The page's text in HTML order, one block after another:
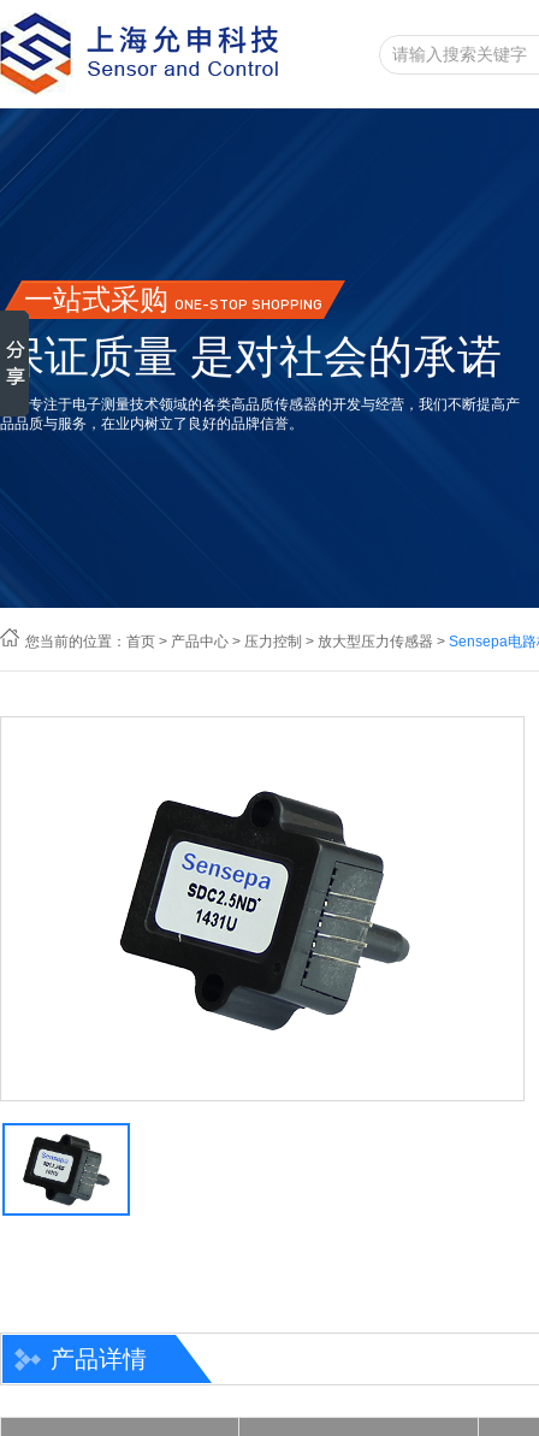
一站式采购 ONE-STOP SHOPPING
保证质量 是对社会的承诺
一直专注于电子测量技术领域的各类高品质传感器的开发与经营，我们不断提高产
品品质与服务，在业内树立了良好的品牌信誉。
您当前的位置： 首页 > 产品中心 > 压力控制 > 放大型压力传感器 > Sensepa电
产品详情